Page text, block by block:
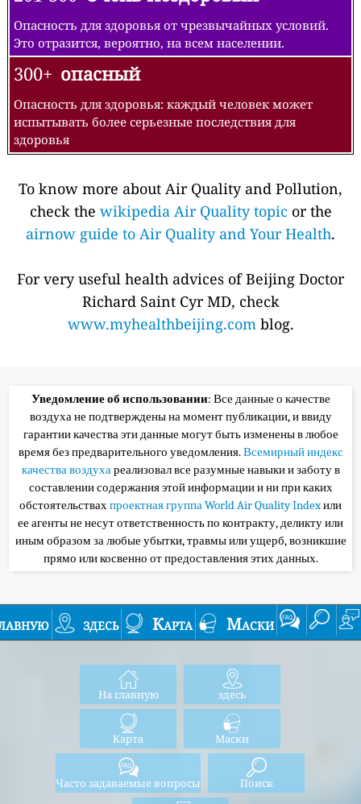
Опасность для здоровья от чрезвычайных условий.
Это отразится, вероятно, на всем населении.
300+ опасный
Опасность для здоровья: каждый человек может
испытывать более серьезные последствия для
здоровья
To know more about Air Quality and Pollution,
check the wikipedia Air Quality topic or the
airnow guide to Air Quality and Your Health.
For very useful health advices of Beijing Doctor
Richard Saint Cyr MD, check
www.myhealthbeijing.comblog.
Уведомление об использовании: Все данные о качестве
воздуха не подтверждены на момент публикации, и ввиду
гарантии качества эти данные могут быть изменены в любое
время без предварительного уведомления.Всемирный индекс
качества воздухареализовал все разумные навыки и заботу в
составлении содержания этой информации и ни при каких
обстоятельствахпроектная группа World Air Quality Indexили
ее агенты не несут ответственность по контракту, деликту или
иным образом за любые убытки, травмы или ущерб, возникшие
прямо или косвенно от предоставления этих данных.
здесь Карта Маски
На главную здесь
Карта Маски
Часто задаваемые вопросы Поиск